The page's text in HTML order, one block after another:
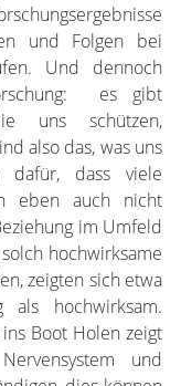
und Folgen bei
Und dennoch
es gibt
uns schützen,
also das, was uns
dafür, dass viele
eben auch nicht
im Umfeld
hochwirksame
zeigten sich etwa
als hochwirksam.
Boot Holen zeigt
und